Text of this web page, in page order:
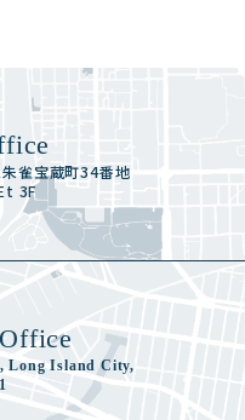
雀宝蔵町34番地
3F
Long Island City,